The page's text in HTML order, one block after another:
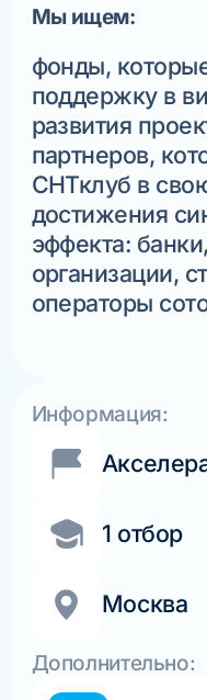
Информация:
1 отбор
Москва
Дополнительно:
Мы ищем:
фонды,
поддержку в
развития
партнеров,
СНТклуб в
достижения
эффекта:
организации,
операторы